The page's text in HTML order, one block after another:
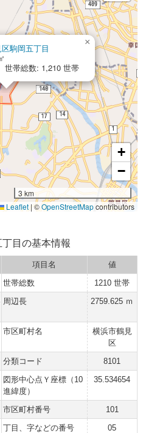
駒岡五丁目
帯総数: 1,210 世帯
×
+
−
3 km
Leaflet | ©OpenStreetMapcontributors
目の基本情報
項目名
値
世帯総数
1210 世帯
周辺長 2759.625 ｍ
市区町村名
横浜市鶴見
区
分類コード
8101
図形中心点Ｙ座標（10
進緯度）
35.534654
市区町村番号
101
丁目、字などの番号
05